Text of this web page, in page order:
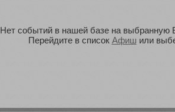
Нет событий в нашей базе на выбранную
Перейдите в список Афиш или